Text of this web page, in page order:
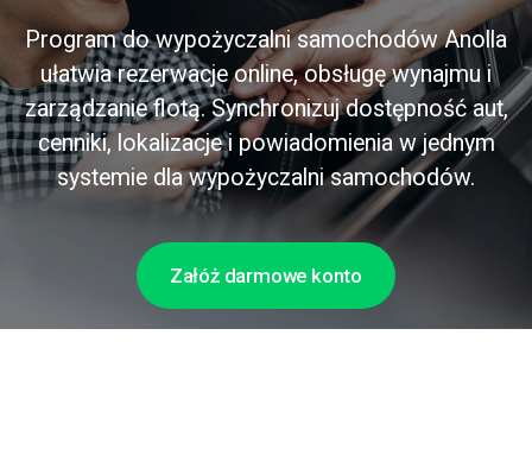
Program do wypożyczalni samochodów Anolla
ułatwia rezerwacje online, obsługę wynajmu i
zarządzanie flotą. Synchronizuj dostępność aut,
cenniki, lokalizacje i powiadomienia w jednym
systemie dla wypożyczalni samochodów.
Załóż darmowe konto